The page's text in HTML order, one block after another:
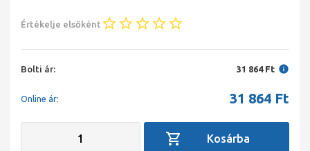
Értékelje elsőként
Bolti ár: 31 864 Ft
Online ár: 31 864 Ft